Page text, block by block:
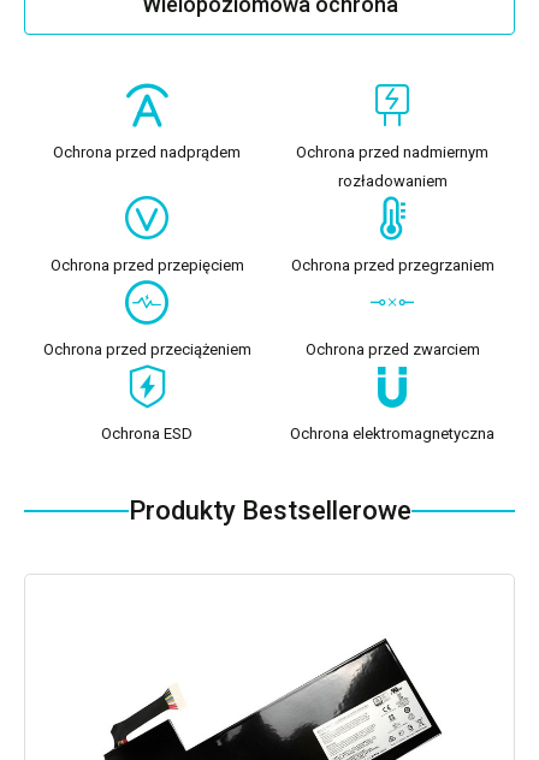
Ochrona przed nadprądem
Ochrona przed nadmiernym
rozładowaniem
Ochrona przed przepięciem Ochrona przed przegrzaniem
Ochrona przed przeciążeniem Ochrona przed zwarciem
Ochrona ESD Ochrona elektromagnetyczna
Produkty Bestsellerowe